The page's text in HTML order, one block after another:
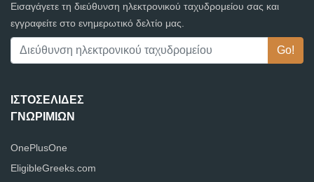
Εισαγάγετε τη διεύθυνση ηλεκτρονικού ταχυδρομείου σας και
εγγραφείτε στο ενημερωτικό δελτίο μας.
ΙΣΤΟΣΕΛΊΔΕΣ
ΓΝΩΡΙΜΙΏΝ
OnePlusOne
EligibleGreeks.com